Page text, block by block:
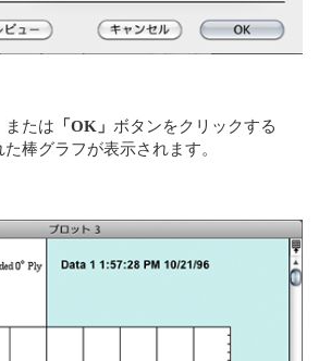
または 「OK」 ボタンをクリックする
棒グラフが表示されます。